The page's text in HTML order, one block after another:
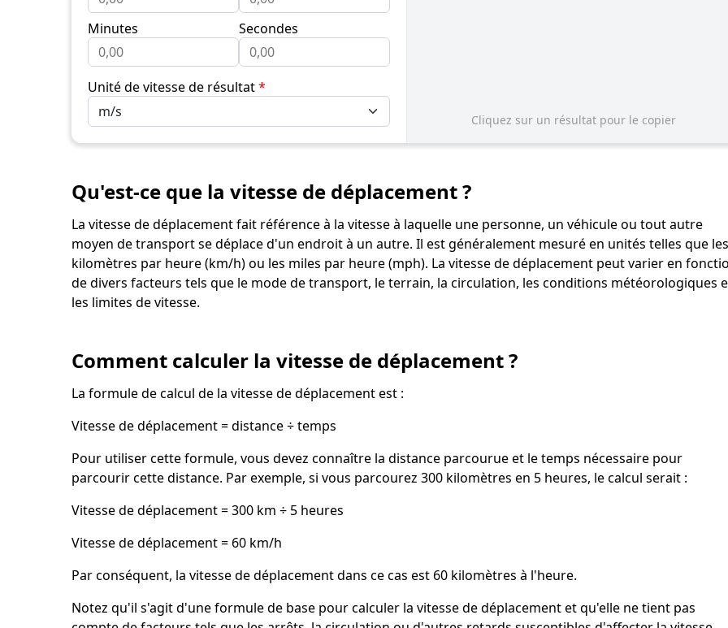
Minutes Secondes
Unité de vitesse de résultat*
Cliquez sur un résultat pour le copier
Qu'est-ce que la vitesse de déplacement ?
La vitesse de déplacement fait référence à la vitesse à laquelle une personne, un véhicule ou tout autre
moyen de transport se déplace d'un endroit à un autre. Il est généralement mesuré en unités telles que les
kilomètres par heure (km/h) ou les miles par heure (mph). La vitesse de déplacement peut varier en
de divers facteurs tels que le mode de transport, le terrain, la circulation, les conditions météorologiques
les limites de vitesse.
Comment calculer la vitesse de déplacement ?
La formule de calcul de la vitesse de déplacement est :
Vitesse de déplacement = distance ÷ temps
Pour utiliser cette formule, vous devez connaître la distance parcourue et le temps nécessaire pour
parcourir cette distance. Par exemple, si vous parcourez 300 kilomètres en 5 heures, le calcul serait :
Vitesse de déplacement = 300 km ÷ 5 heures
Vitesse de déplacement = 60 km/h
Par conséquent, la vitesse de déplacement dans ce cas est 60 kilomètres à l'heure.
Notez qu'il s'agit d'une formule de base pour calculer la vitesse de déplacement et qu'elle ne tient pas